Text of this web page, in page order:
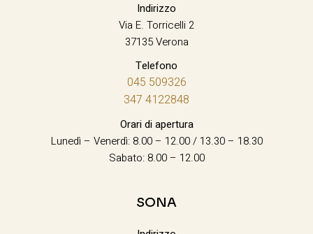
Indirizzo
Via E. Torricelli 2
37135 Verona
Telefono
045 509326
347 4122848
Orari di apertura
Lunedì – Venerdì: 8.00 – 12.00 / 13.30 – 18.30
Sabato: 8.00 – 12.00
SONA